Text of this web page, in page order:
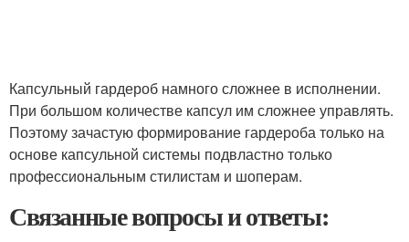
Капсульный гардероб намного сложнее в исполнении.
При большом количестве капсул им сложнее управлять.
Поэтому зачастую формирование гардероба только на
основе капсульной системы подвластно только
профессиональным стилистам и шоперам.
Связанные вопросы и ответы: